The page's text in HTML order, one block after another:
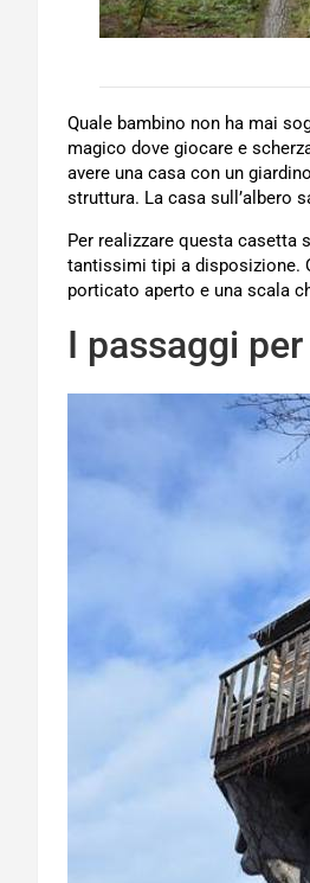
Quale bambino non ha mai
magico dove giocare e
avere una casa con un
struttura. La casa sull’albero
Per realizzare questa casetta
tantissimi tipi a disposizione.
porticato aperto e una scala
I passaggi